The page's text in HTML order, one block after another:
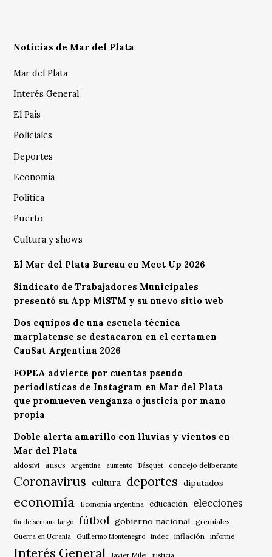
Noticias de Mar del Plata
Mar del Plata
Interés General
El País
Policiales
Deportes
Economía
Política
Puerto
Cultura y shows
El Mar del Plata Bureau en Meet Up 2026
Sindicato de Trabajadores Municipales
presentó su App MiSTM y su nuevo sitio web
Dos equipos de una escuela técnica
marplatense se destacaron en el certamen
CanSat Argentina 2026
FOPEA advierte por cuentas pseudo
periodísticas de Instagram en Mar del Plata
que promueven venganza o justicia por mano
propia
Doble alerta amarillo con lluvias y vientos en
Mar del Plata
aldosivi anses Argentina aumento Básquet concejo deliberante
Coronavirus cultura deportes diputados
economía Economía argentina educación elecciones
fin de semana largo fútbol gobierno nacional gremiales
Guerra en Ucrania Guillermo Montenegro indec inflación informe
Interés General